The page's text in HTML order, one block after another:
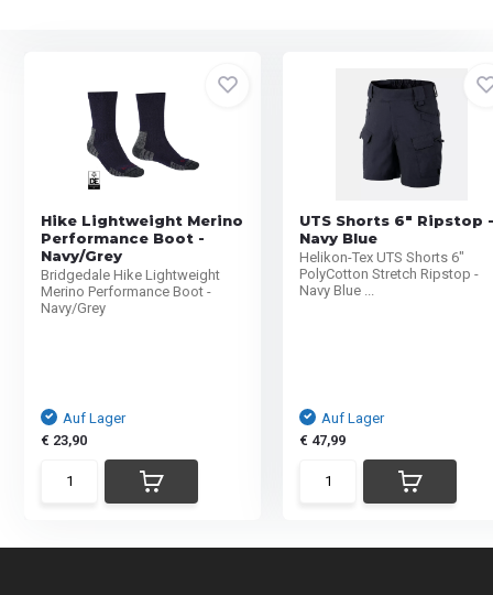
Hike Lightweight Merino
Performance Boot -
Navy/Grey
Bridgedale Hike Lightweight
Merino Performance Boot -
Navy/Grey
Auf Lager
€ 23,90
UTS Shorts 6" Ripstop
Navy Blue
Helikon-Tex UTS Shorts 6"
PolyCotton Stretch Ripstop -
Navy Blue ...
Auf Lager
€ 47,99